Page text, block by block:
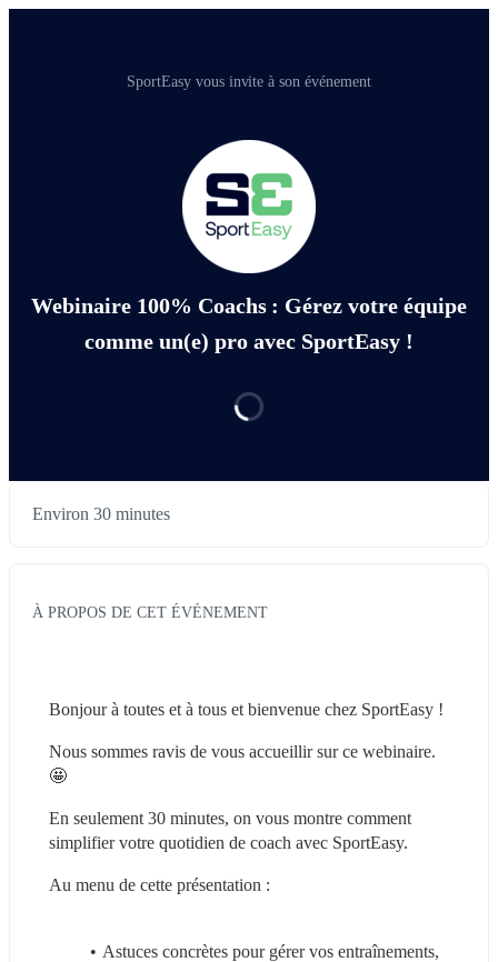
SportEasy vous invite à son événement
Webinaire 100% Coachs : Gérez votre équipe
comme un(e) pro avec SportEasy !
Environ 30 minutes
À PROPOS DE CET ÉVÉNEMENT
Bonjour à toutes et à tous et bienvenue chez SportEasy !
Nous sommes ravis de vous accueillir sur ce webinaire.
🤩
En seulement 30 minutes, on vous montre comment
simplifier votre quotidien de coach avec SportEasy.
Au menu de cette présentation :
Astuces concrètes pour gérer vos entraînements,